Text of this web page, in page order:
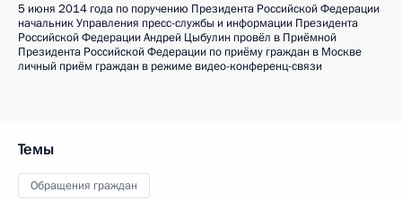
5 июня 2014 года по поручению Президента Российской Федерации
начальник Управления пресс-службы и информации Президента
Российской Федерации Андрей Цыбулин провёл в Приёмной
Президента Российской Федерации по приёму граждан в Москве
личный приём граждан в режиме видео-конференц-связи
Темы
Обращения граждан